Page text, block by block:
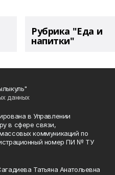
Рубрика "Еда и
напитки"
данных
в Управлении
в сфере связи,
коммуникаций по
номер ПИ № ТУ
Татьяна Анатольевна